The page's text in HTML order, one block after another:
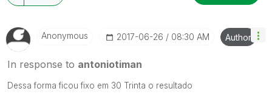
Anonymous ‎2017-06-26 08:30 AM Author
In response to antoniotiman
Dessa forma ficou fixo em 30 Trinta o resultado